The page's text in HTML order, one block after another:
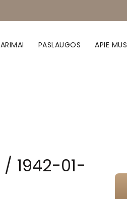
PASLAUGOS APIE MUS
/ 1942-01-